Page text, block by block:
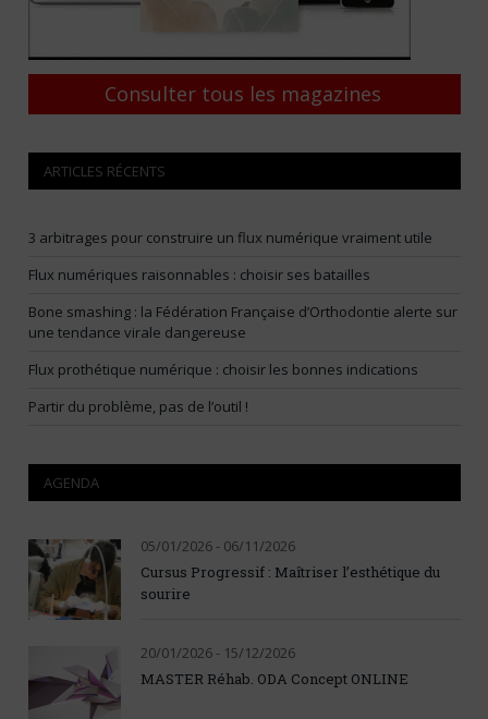
Consulter tous les magazines
ARTICLES RÉCENTS
3 arbitrages pour construire un flux numérique vraiment utile
Flux numériques raisonnables : choisir ses batailles
Bone smashing : la Fédération Française d’Orthodontie alerte sur
une tendance virale dangereuse
Flux prothétique numérique : choisir les bonnes indications
Partir du problème, pas de l’outil !
AGENDA
05/01/2026 - 06/11/2026
Cursus Progressif : Maîtriser l’esthétique du
sourire
20/01/2026 - 15/12/2026
MASTER Réhab. ODA Concept ONLINE